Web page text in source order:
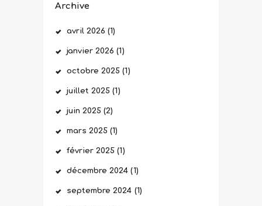
Archive
avril 2026 (1)
janvier2026 (1)
octobre2025 (1)
juillet2025 (1)
juin 2025 (2)
mars 2025 (1)
février2025 (1)
décembre2024 (1)
septembre2024 (1)